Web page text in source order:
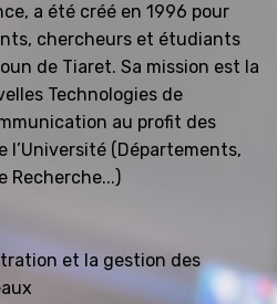
a été créé en 1996 pour
chercheurs et étudiants
de Tiaret. Sa mission est la
Technologies de
au profit des
(Départements,
Recherche...)
et la gestion des